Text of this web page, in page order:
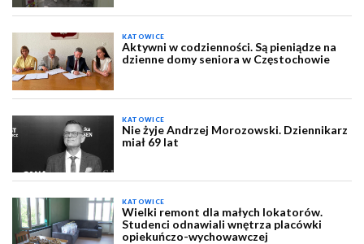
KATOWICE
Aktywni w codzienności. Są pieniądze na
dzienne domy seniora w Częstochowie
KATOWICE
Nie żyje Andrzej Morozowski. Dziennikarz
miał 69 lat
KATOWICE
Wielki remont dla małych lokatorów.
Studenci odnawiali wnętrza placówki
opiekuńczo-wychowawczej